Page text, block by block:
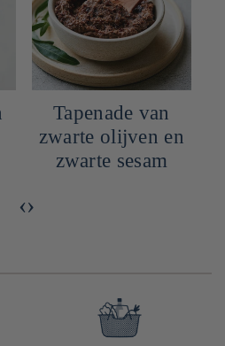
Madeleines van
zwarte sesam
‹›